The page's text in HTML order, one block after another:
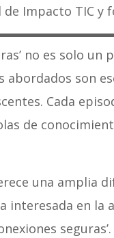
Impacto TIC y
no es solo
abordados son
Cada
de
una amplia
interesada en la